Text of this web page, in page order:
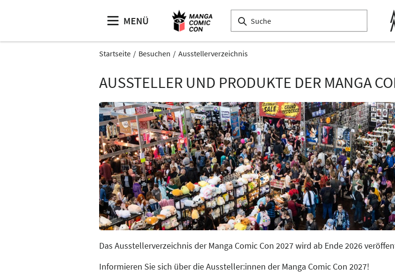
MENÜ
Startseite Besuchen Ausstellerverzeichnis
AUSSTELLER UND PRODUKTE DER MANGA
Das Ausstellerverzeichnis der Manga Comic Con 2027 wird ab Ende 2026
Informieren Sie sich über die Aussteller:innen der Manga Comic Con 2027!